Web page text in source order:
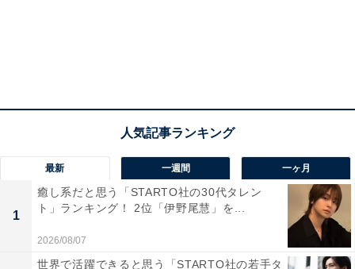
1位にランクインしたのは『女神降臨』でした。
『女神降臨』は、外見にコンプレックスを抱く女子高生
のイム・ジュギョンが、いじめられたくないという一心
最新 一週間 一ヶ月
1
癒し系だと思う「STARTO社の30代タレン
ト」ランキング！ 2位「伊野尾慧」を...
2026/08/07
世界で活躍できると思う「STARTO社の若手タ